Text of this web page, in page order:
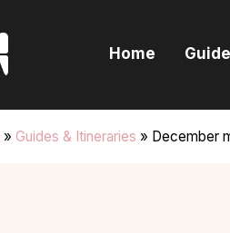
Home
» Guides & Itineraries » December